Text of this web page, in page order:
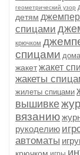
геометрический узор
детям джемпер
спицами
крючком
спицами
жакетжакет
жакеты
жилеты спицами
вышивке
вязанию
рукоделию
автоматы